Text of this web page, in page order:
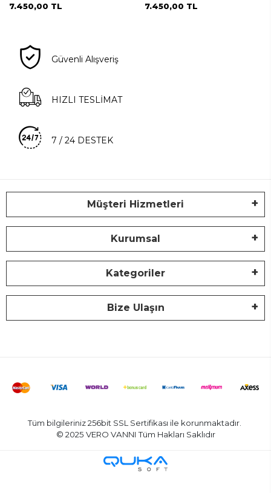
7.450,00 TL 7.450,00 TL
Güvenli Alışveriş
HIZLI TESLİMAT
7 / 24 DESTEK
Müşteri Hizmetleri
Kurumsal
Kategoriler
Bize Ulaşın
Tüm bilgileriniz 256bit SSL Sertifikası ile korunmaktadır.
© 2025 VERO VANNITüm Hakları Saklıdır